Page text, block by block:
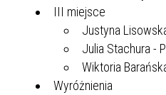
III miejsce
Justyna
Julia Stachura -
Wiktoria
Wyróżnienia